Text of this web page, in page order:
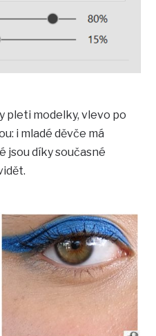
pleti modelky, vlevo po
i mladé děvče má
díky současné